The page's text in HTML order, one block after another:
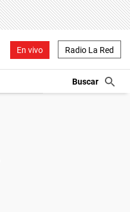
En vivo Radio La Red